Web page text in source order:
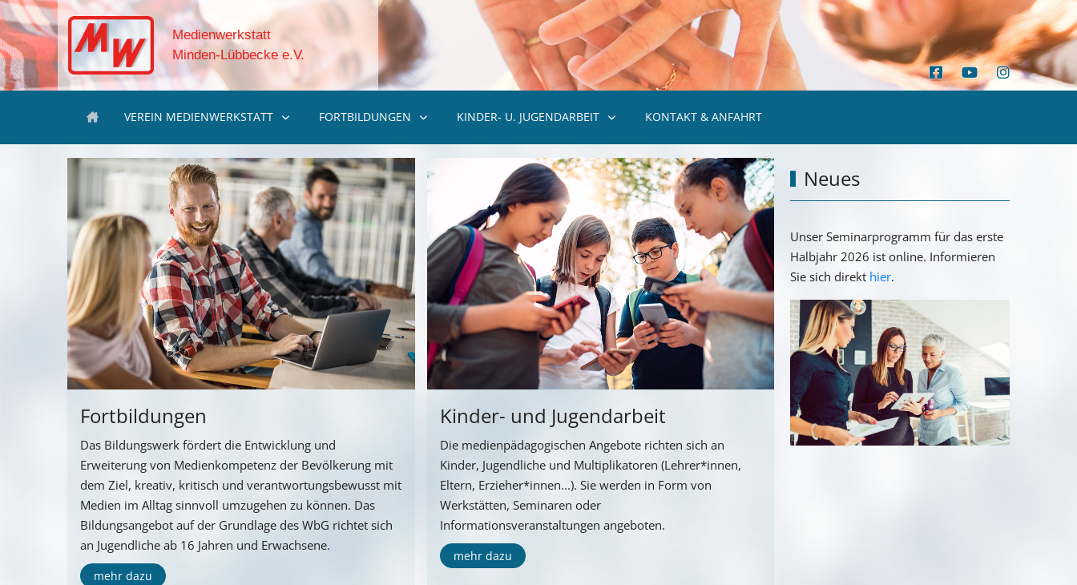
Medienwerkstatt
Minden-Lübbecke e.V.
VEREIN MEDIENWERKSTATT FORTBILDUNGEN KINDER- U. JUGENDARBEIT KONTAKT & ANFAHRT
Fortbildungen
Das Bildungswerk fördert die Entwicklung und
Erweiterung von Medienkompetenz der Bevölkerung mit
dem Ziel, kreativ, kritisch und verantwortungsbewusst mit
Medien im Alltag sinnvoll umzugehen zu können. Das
Bildungsangebot auf der Grundlage des WbG richtet sich
an Jugendliche ab 16 Jahren und Erwachsene.
mehr dazu
Kinder- und Jugendarbeit
Die medienpädagogischen Angebote richten sich an
Kinder, Jugendliche und Multiplikatoren (Lehrer*innen,
Eltern, Erzieher*innen...). Sie werden in Form von
Werkstätten, Seminaren oder
Informationsveranstaltungen angeboten.
mehr dazu
Neues
Unser Seminarprogramm für das erste
Halbjahr 2026 ist online. Informieren
Sie sich direkt hier.